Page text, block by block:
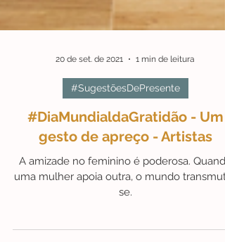
20 de set. de 2021 1 min de leitura
#SugestõesDePresente
#DiaMundialdaGratidão - Um